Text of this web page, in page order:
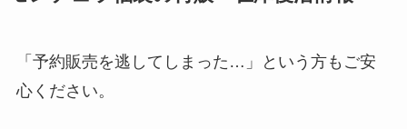
「予約販売を逃してしまった…」という方もご安
心ください。